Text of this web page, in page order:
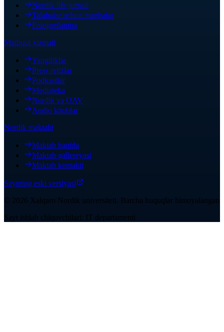
Nordik life jurnali
Talabalar uchun manbalar
Fotojamlanma
Matbuot xizmati
Yangiliklar
Press relizlar
Podkastlar
Mediateka
Nordik va OAV
Audio kitoblar
Nordik maktabi
Maktab haqida
Maktab gallereyasi
Maktab kontakti
Saytning eski versiyasi
© 2026 Xalqaro Nordik universiteti. Barcha huquqlar himoyalangan
Sayt ishlab chiquvchilari: IT departamenti